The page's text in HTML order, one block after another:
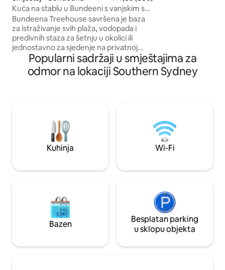
Kuća na stablu u Bundeeni s vanjskim spa
centrom i pogledom
Bundeena Treehouse savršena je baza
za istraživanje svih plaža, vodopada i
predivnih staza za šetnju u okolici ili
jednostavno za sjedenje na privatnoj
terasi i uživanje u pogledu na vodu i
zalascima sunca. Vanjski spa s pogledom
na vodu Klima-uređaj/grijanje Filtrirana
pošaljite poruku. Također, vrlo smo
zauzeti tijekom cijele godine i obično su
nam svi smještaji rezervirani 2 mjeseca
unaprijed, posebno vikendom
Popularni sadržaji u smještajima za
odmor na lokaciji Southern Sydney
Kuhinja Wi-Fi
Bazen
Besplatan parking
u sklopu objekta